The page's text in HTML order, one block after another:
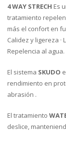
4 WAY STRECH Es
tratamiento
más el confort en
Calidez y ligereza ·
Repelencia al agua.
El sistema SKUDO
rendimiento en
abrasión .
El tratamiento
deslice,